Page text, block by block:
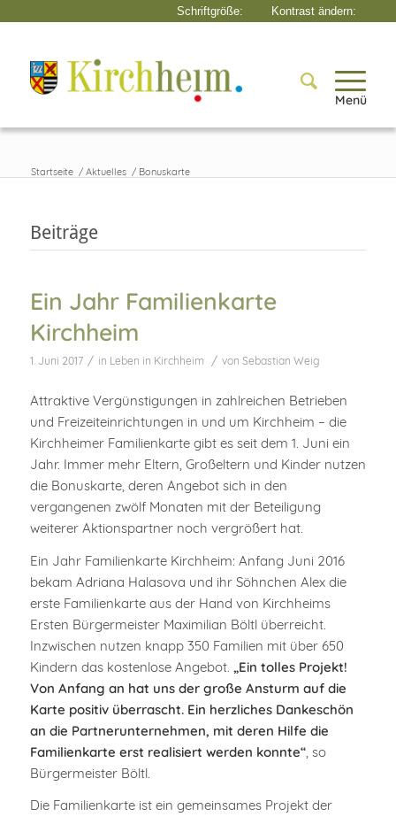
Menü
Startseite / Aktuelles / Bonuskarte
Beiträge
Ein Jahr Familienkarte
Kirchheim
1. Juni 2017 / in Leben in Kirchheim / von Sebastian Weig
Attraktive Vergünstigungen in zahlreichen Betrieben
und Freizeiteinrichtungen in und um Kirchheim – die
Kirchheimer Familienkarte gibt es seit dem 1. Juni ein
Jahr. Immer mehr Eltern, Großeltern und Kinder nutzen
die Bonuskarte, deren Angebot sich in den
vergangenen zwölf Monaten mit der Beteiligung
weiterer Aktionspartner noch vergrößert hat.
Ein Jahr Familienkarte Kirchheim: Anfang Juni 2016
bekam Adriana Halasova und ihr Söhnchen Alex die
erste Familienkarte aus der Hand von Kirchheims
Ersten Bürgermeister Maximilian Böltl überreicht.
Inzwischen nutzen knapp 350 Familien mit über 650
Kindern das kostenlose Angebot. „Ein tolles Projekt!
Von Anfang an hat uns der große Ansturm auf die
Karte positiv überrascht. Ein herzliches Dankeschön
an die Partnerunternehmen, mit deren Hilfe die
Familienkarte erst realisiert werden konnte“, so
Bürgermeister Böltl.
Die Familienkarte ist ein gemeinsames Projekt der